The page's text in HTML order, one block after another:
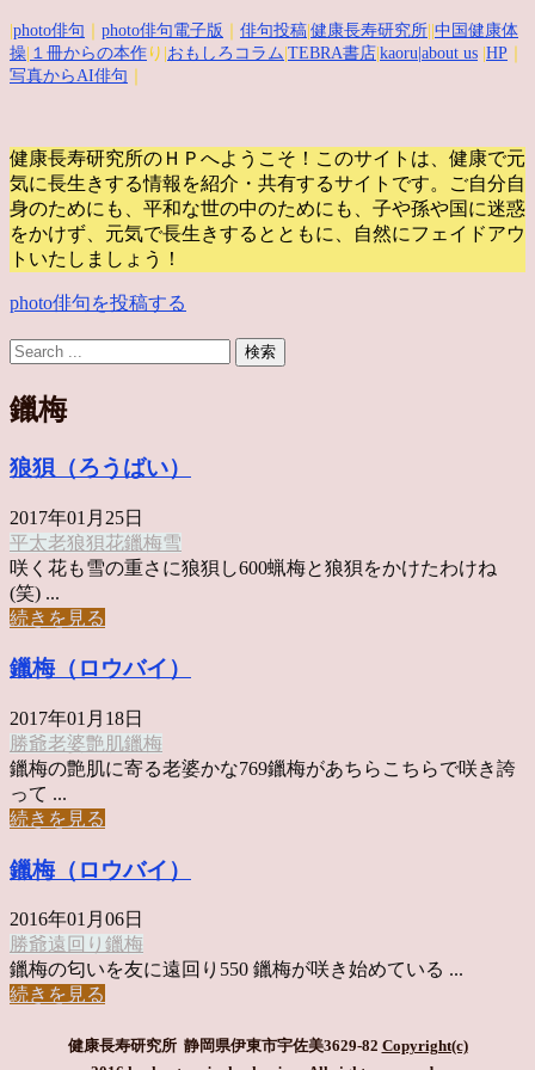
photo俳句 photo俳句電子版 俳句投稿 健康長寿研究所 中国健康体
操 １冊からの本作 り| おもしろコラム TEBRA書店 kaoru |about us HP
写真からAI俳句
健康長寿研究所のＨＰへようこそ！このサイトは、健康で元
気に長生きする情報を紹介・共有するサイトです。
ご自分自
身のためにも、平和な世の中のためにも、子や孫や国に迷惑
をかけず、元気で長生きするとともに、自然にフェイドアウ
トいたしましょう！
photo俳句を投稿する
鑞梅
狼狽（ろうばい）
2017年01月25日
平太老狼狽花鑞梅雪
咲く花も雪の重さに狼狽し600蝋梅と狼狽をかけたわけね
(笑) ...
続きを見る
鑞梅（ロウバイ）
2017年01月18日
勝爺老婆艶肌鑞梅
鑞梅の艶肌に寄る老婆かな769鑞梅があちらこちらで咲き誇
って ...
続きを見る
鑞梅（ロウバイ）
2016年01月06日
勝爺遠回り 鑞梅
鑞梅の匂いを友に遠回り550 鑞梅が咲き始めている ...
続きを見る
健康長寿研究所 静岡県伊東市宇佐美3629-82 Copyright(c)